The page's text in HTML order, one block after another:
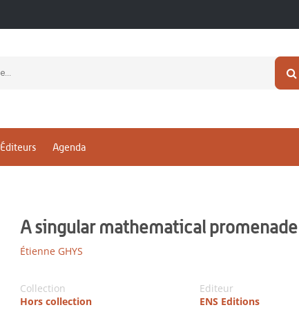
Éditeurs Agenda
A singular mathematical promenade
Étienne GHYS
Collection
Hors collection
Editeur
ENS Editions